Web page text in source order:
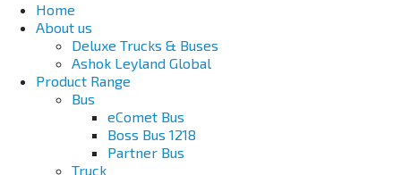
Home
About us
Deluxe Trucks & Buses
Ashok Leyland Global
Product Range
Bus
eComet Bus
Boss Bus 1218
Partner Bus
Truck